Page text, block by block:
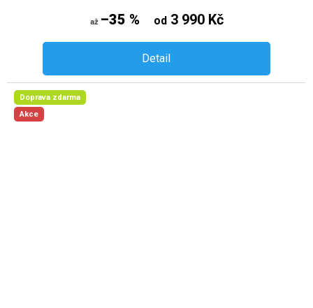
až –35 % od3 990 Kč
Detail
Doprava zdarma
Akce